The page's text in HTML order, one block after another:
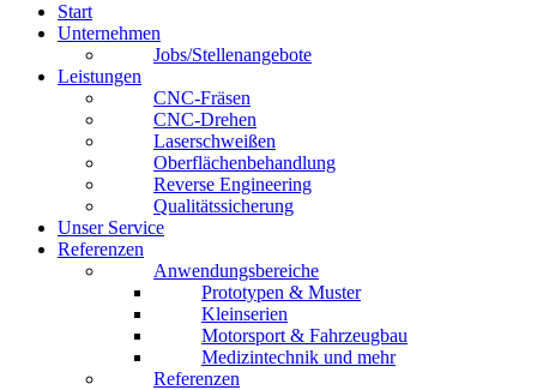
Start
Unternehmen
Jobs/Stellenangebote
Leistungen
CNC-Fräsen
CNC-Drehen
Laserschweißen
Oberflächenbehandlung
Reverse Engineering
Qualitätssicherung
Unser Service
Referenzen
Anwendungsbereiche
Prototypen & Muster
Kleinserien
Motorsport & Fahrzeugbau
Medizintechnik und mehr
Referenzen